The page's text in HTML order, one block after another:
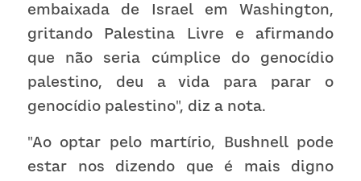
embaixada de Israel em Washington,
gritando Palestina Livre e afirmando
que não seria cúmplice do genocídio
palestino, deu a vida para parar o
genocídio palestino", diz a nota.
"Ao optar pelo martírio, Bushnell pode
estar nos dizendo que é mais digno